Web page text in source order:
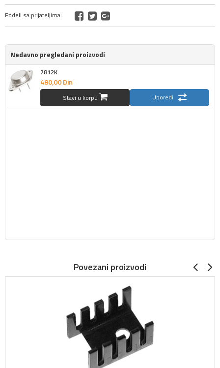
Podeli sa prijateljima:
Nedavno pregledani proizvodi
7812K
480,00Din
Stavi u korpu Uporedi
Povezani proizvodi